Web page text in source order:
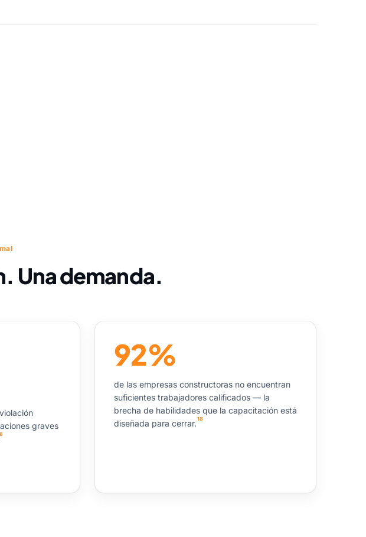
Una demanda.
graves
8
92%
de las empresas constructoras no encuentran
suficientes trabajadores calificados — la
brecha de habilidades que la capacitación está
diseñada para cerrar. 18